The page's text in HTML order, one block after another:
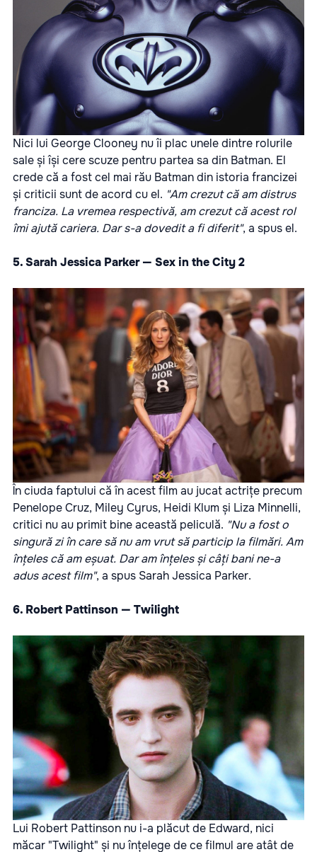
Nici lui George Clooney nu îi plac unele dintre rolurile
sale și își cere scuze pentru partea sa din Batman. El
crede că a fost cel mai rău Batman din istoria francizei
și criticii sunt de acord cu el. "Am crezut că am distrus
franciza. La vremea respectivă, am crezut că acest rol
îmi ajută cariera. Dar s-a dovedit a fi diferit", a spus el.
5. Sarah Jessica Parker — Sex in the City 2
În ciuda faptului că în acest film au jucat actrițe precum
Penelope Cruz, Miley Cyrus, Heidi Klum și Liza Minnelli,
critici nu au primit bine această peliculă. "Nu a fost o
singură zi în care să nu am vrut să particip la filmări. Am
înțeles că am eșuat. Dar am înțeles și câți bani ne-a
adus acest film", a spus Sarah Jessica Parker.
6. Robert Pattinson — Twilight
Lui Robert Pattinson nu i-a plăcut de Edward, nici
măcar "Twilight" și nu înțelege de ce filmul are atât de